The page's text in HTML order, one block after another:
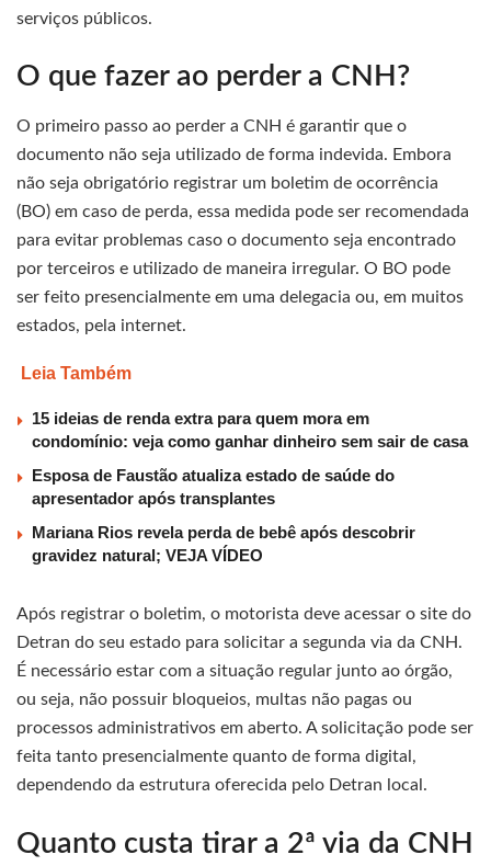
serviços públicos.
O que fazer ao perder a CNH?
O primeiro passo ao perder a CNH é garantir que o
documento não seja utilizado de forma indevida. Embora
não seja obrigatório registrar um boletim de ocorrência
(BO) em caso de perda, essa medida pode ser recomendada
para evitar problemas caso o documento seja encontrado
por terceiros e utilizado de maneira irregular. O BO pode
ser feito presencialmente em uma delegacia ou, em muitos
estados, pela internet.
Leia Também
15 ideias de renda extra para quem mora em
condomínio: veja como ganhar dinheiro sem sair de casa
Esposa de Faustão atualiza estado de saúde do
apresentador após transplantes
Mariana Rios revela perda de bebê após descobrir
gravidez natural; VEJA VÍDEO
Após registrar o boletim, o motorista deve acessar o site do
Detran do seu estado para solicitar a segunda via da CNH.
É necessário estar com a situação regular junto ao órgão,
ou seja, não possuir bloqueios, multas não pagas ou
processos administrativos em aberto. A solicitação pode ser
feita tanto presencialmente quanto de forma digital,
dependendo da estrutura oferecida pelo Detran local.
Quanto custa tirar a 2ª via da CNH